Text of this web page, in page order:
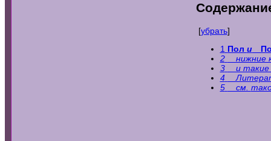
[убрать]
1 Пол и
2
нижние
3
и такие
4
5
см.